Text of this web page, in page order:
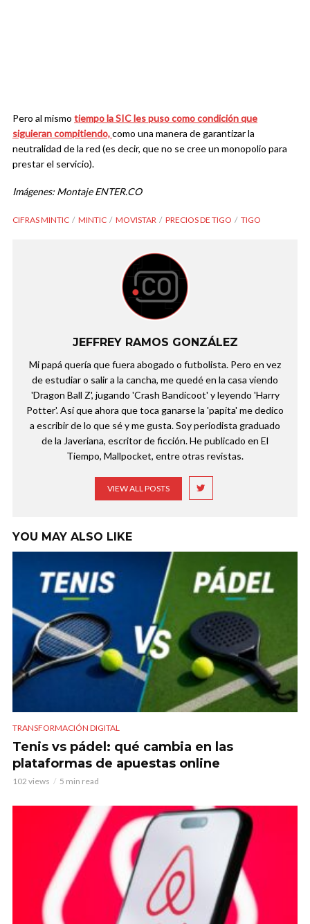
Pero al mismo tiempo la SIC les puso como condición que
siguieran compitiendo,como una manera de garantizar la
neutralidad de la red (es decir, que no se cree un monopolio para
prestar el servicio).
Imágenes: Montaje ENTER.CO
CIFRAS MINTIC MINTIC MOVISTAR PRECIOS DE TIGO TIGO
JEFFREY RAMOS GONZÁLEZ
Mi papá quería que fuera abogado o futbolista. Pero en vez
de estudiar o salir a la cancha, me quedé en la casa viendo
'Dragon Ball Z', jugando 'Crash Bandicoot' y leyendo 'Harry
Potter'. Así que ahora que toca ganarse la 'papita' me dedico
a escribir de lo que sé y me gusta. Soy periodista graduado
de la Javeriana, escritor de ficción. He publicado en El
Tiempo, Mallpocket, entre otras revistas.
VIEW ALL POSTS
YOU MAY ALSO LIKE
TRANSFORMACIÓN DIGITAL
Tenis vs pádel: qué cambia en las
plataformas de apuestas online
102 views 5 min read